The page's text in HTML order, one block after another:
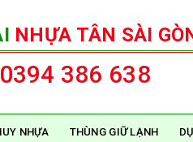
NHỰA TÂN SÀI
386 638
NHỰA THÙNG GIỮ LẠNH